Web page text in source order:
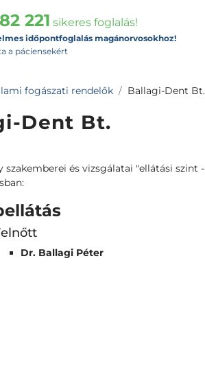
221 sikeres foglalás!
időpontfoglalás magánorvosokhoz!
a páciensekért
fogászati rendelők Ballagi-Dent Bt.
Dent Bt.
szakemberei és vizsgálatai "ellátási szint
Dr. Ballagi Péter